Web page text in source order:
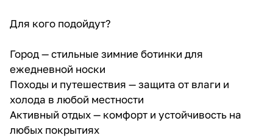
Для кого подойдут?
Город — стильные зимние ботинки для
ежедневной носки
Походы и путешествия — защита от влаги и
холода в любой местности
Активный отдых — комфорт и устойчивость на
любых покрытиях